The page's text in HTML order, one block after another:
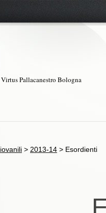
Pallacanestro Bologna
> 2013-14 > Esordienti